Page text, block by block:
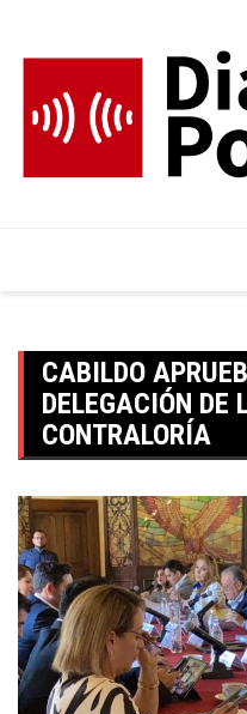
content
CABILDO
DELEGACIÓN
CONTRALORÍA